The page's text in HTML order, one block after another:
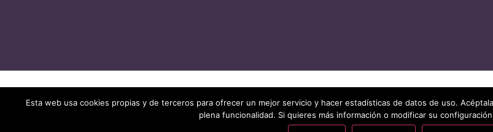
Esta web usa cookies propias y de terceros para ofrecer un mejor servicio y hacer estadísticas de datos de uso.
plena funcionalidad. Si quieres más información o modificar su